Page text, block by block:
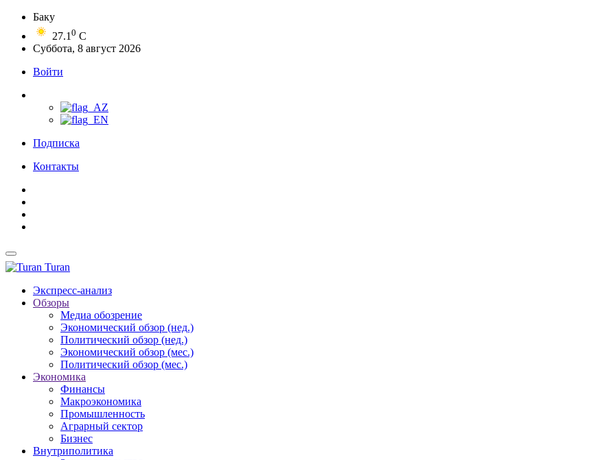
Баку
27.1 0 C
Суббота, 8 август 2026
Войти
Подписка
Контакты
Turan
Экспресс-анализ
Обзоры
Медиа обозрение
Экономический обзор (нед.)
Политический обзор (нед.)
Экономический обзор (мес.)
Политический обзор (мес.)
Экономика
Финансы
Макроэкономика
Промышленность
Аграрный сектор
Бизнес
Внутриполитика